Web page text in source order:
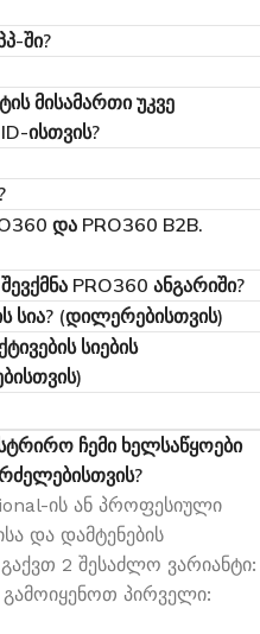
ში?
მისამართი უკვე
ისთვის?
და PRO360 B2B.
PRO360 ანგარიში?
სია? (დილერებისთვის)
სიების
ჩემი ხელსაწყოები
ის ან პროფესიული
და დამტენების
2 შესაძლო ვარიანტი:
პირველი: